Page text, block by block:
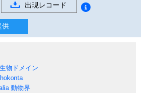
出現レコード
供
物ドメイン
動物界